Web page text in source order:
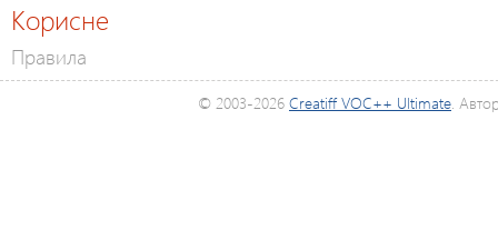
Корисне
Правила
© 2003-2026 Creatiff VOC++ Ultimate.